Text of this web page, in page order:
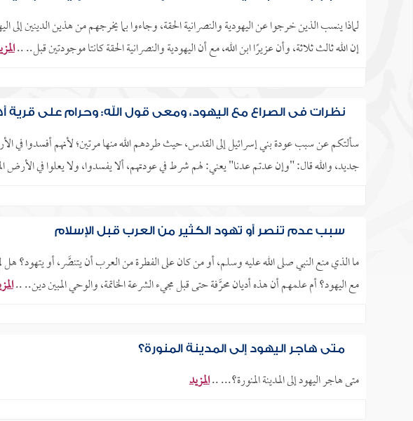
لماذا ينسب الذين خرجوا عن اليهودية والنصرانية الحقة، وجاءوا بما يخرجهم من هذين الدينين إلى
إن الله ثالث ثلاثة، وأن عزيرًا ابن الله، مع أن اليهودية والنصرانية الحقة كانتا موجودتين قبل.. ..
نظرات في الصراع مع اليهود، ومعى قول الله: وحرام على قرية
سألتكم عن سبب عودة بني إسرائيل إلى القدس، حيث طردهم الله منها مرتين؛ لأنهم أفسدوا في
جديد، والله قال: "وإن عدتم عدنا" يعني: لهم شرط في عودتهم، ألا يفسدوا، ولا يعلوا في الأرض
سبب عدم تنصر أو تهود الكثير من العرب قبل الإسلام
ما الذي منع النبي صلى الله عليه ‏وسلم، أو من كان على الفطرة من ‏العرب أن يتنصَّر، أو يتهود؟
مع اليهود؟ أم علمهم أن هذه أديان محرَّفة حتى ‏قبل مجيء الشرعة الخاتمة، والوحي ‏المبين دين.. ..
متى هاجر اليهود إلى المدينة المنورة؟
متى هاجر اليهود إلى المدينة المنورة؟... ..المزيد